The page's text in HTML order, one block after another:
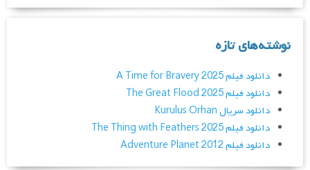
نوشته‌های تازه
دانلود فیلم A Time for Bravery 2025
دانلود فیلم The Great Flood 2025
دانلود سریال Kurulus Orhan
دانلود فیلم The Thing with Feathers 2025
دانلود فیلم Adventure Planet 2012